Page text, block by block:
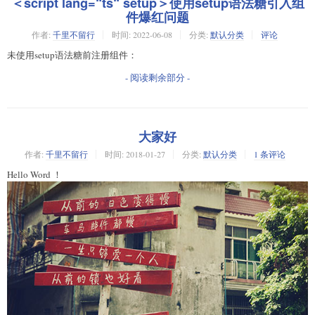
件爆红问题
作者: 千里不留行 时间: 2022-06-08 分类: 默认分类 评论
未使用setup语法糖前注册组件：
- 阅读剩余部分 -
大家好
作者: 千里不留行 时间: 2018-01-27 分类: 默认分类 1 条评论
Hello Word ！